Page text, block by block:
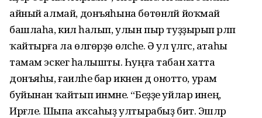
айный алмай, донъяһына бөтөнләй йоҡмай
башлаһа, килә һалып, улын пыр туҙҙырып әрләп
ҡайтырға ла өлгөрҙө өләсәһе. Ә ул үлгәс, атаһы
тамам эскегә һалышты. Һуңға табан хатта
донъяһы, ғаиләһе бар икәнен дә онотто, урам
буйынан ҡайтып инмәне. “Беҙҙе уйлар инең,
Ирғәле. Шыпа аҡсаһыҙ ултырабыҙ бит. Эшләр